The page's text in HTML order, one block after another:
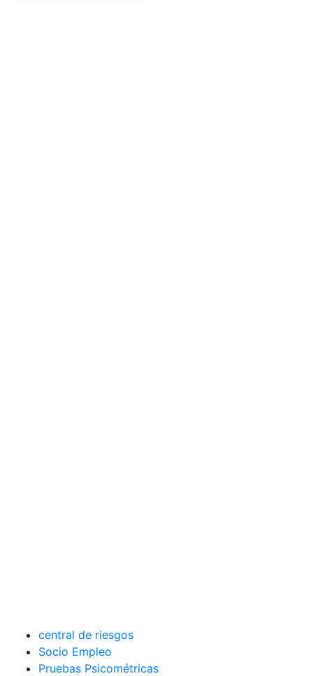
central de riesgos
Socio Empleo
Pruebas Psicométricas